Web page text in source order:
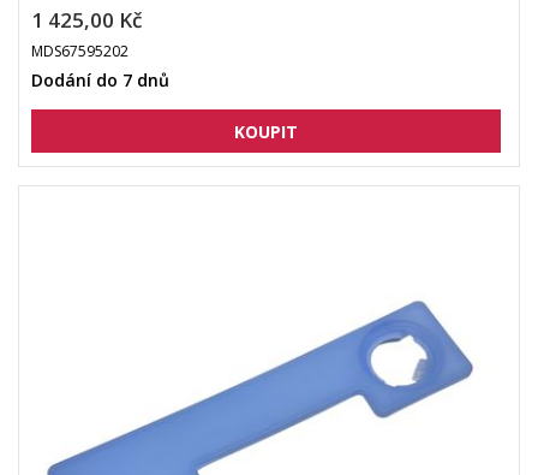
1 425,00 Kč
MDS67595202
Dodání do 7 dnů